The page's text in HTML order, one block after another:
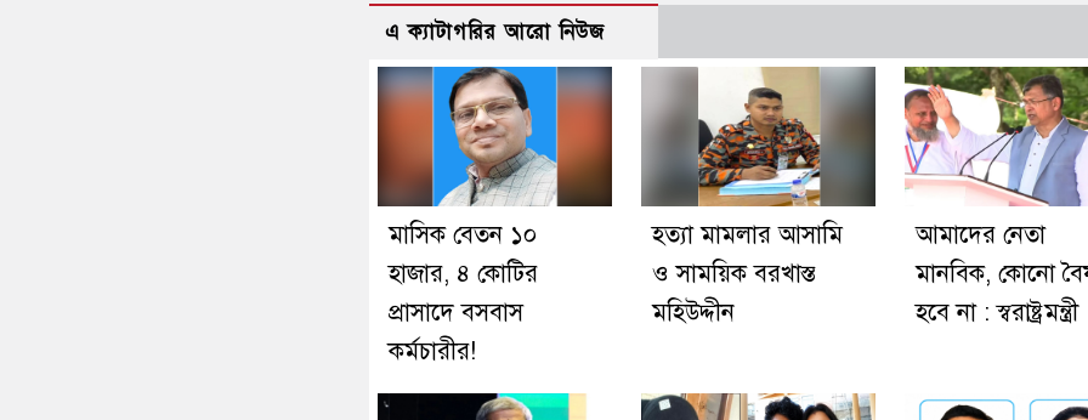
এ ক্যাটাগরির আরো নিউজ
মাসিক বেতন ১০
হাজার, ৪ কোটির
প্রাসাদে বসবাস
কর্মচারীর!
হত্যা মামলার আসামি
ও সাময়িক বরখাস্ত
মহিউদ্দীন
আমাদের নেতা
মানবিক, কোনো
হবে না : স্বরাষ্ট্রমন্ত্রী